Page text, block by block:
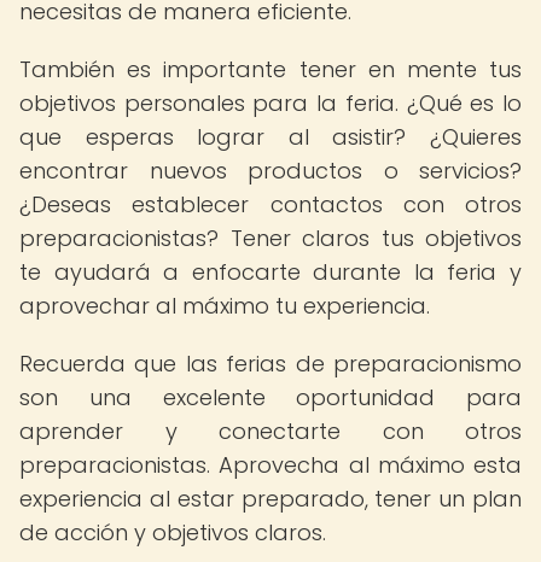
necesitas de manera eficiente.
También es importante tener en mente tus
objetivos personales para la feria. ¿Qué es lo
que esperas lograr al asistir? ¿Quieres
encontrar nuevos productos o servicios?
¿Deseas establecer contactos con otros
preparacionistas? Tener claros tus objetivos
te ayudará a enfocarte durante la feria y
aprovechar al máximo tu experiencia.
Recuerda que las ferias de preparacionismo
son una excelente oportunidad para
aprender y conectarte con otros
preparacionistas. Aprovecha al máximo esta
experiencia al estar preparado, tener un plan
de acción y objetivos claros.